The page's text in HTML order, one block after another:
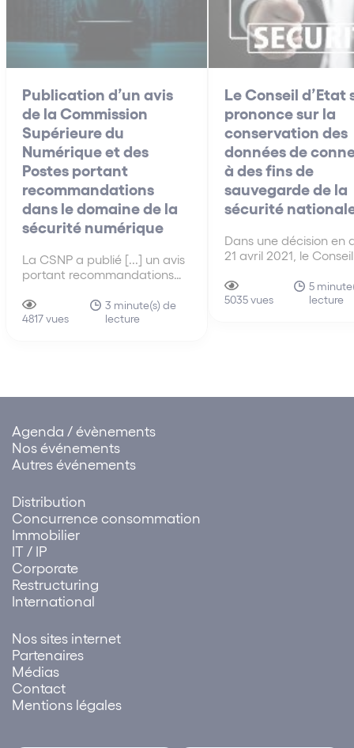
Publication d’un avis
de la Commission
Supérieure du
Numérique et des
Postes portant
recommandations
dans le domaine de la
sécurité numérique
La CSNP a publié [...] un avis
portant recommandations
sécurité numérique, et
plaidant notamment pour la
au paiement des rançons
4817 vues
3 minute(s) de
lecture
Le Conseil d’Etat
prononce sur la
conservation des
données de
à des fins de
sauvegarde de la
sécurité
Dans une décision en
21 avril 2021, le
conformité du droit
au droit européen en
5035 vues
5
lecture
Agenda / évènements
Nos événements
Autres événements
Distribution
Concurrence consommation
Immobilier
IT / IP
Corporate
Restructuring
International
Nos sites internet
Partenaires
Médias
Contact
Mentions légales